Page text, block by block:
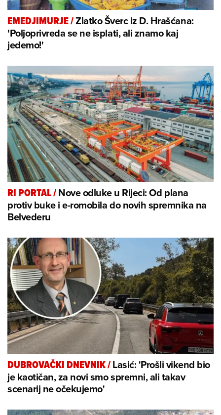
EMEDJIMURJE/Zlatko Šverc iz D. Hrašćana:
'Poljoprivreda se ne isplati, ali znamo kaj
jedemo!'
RI PORTAL/Nove odluke u Rijeci: Od plana
protiv buke i e-romobila do novih spremnika na
Belvederu
DUBROVAČKI DNEVNIK/Lasić: 'Prošli vikend bio
je kaotičan, za novi smo spremni, ali takav
scenarij ne očekujemo'